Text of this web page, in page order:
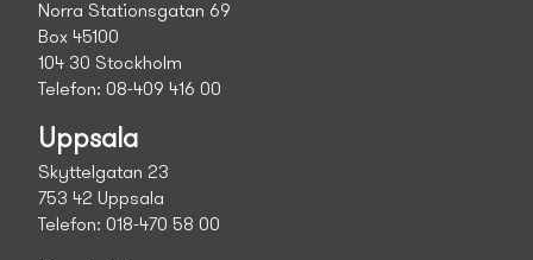
Norra Stationsgatan 69
Box 45100
104 30 Stockholm
Telefon: 08-409 416 00
Uppsala
Skyttelgatan 23
753 42 Uppsala
Telefon: 018-470 58 00